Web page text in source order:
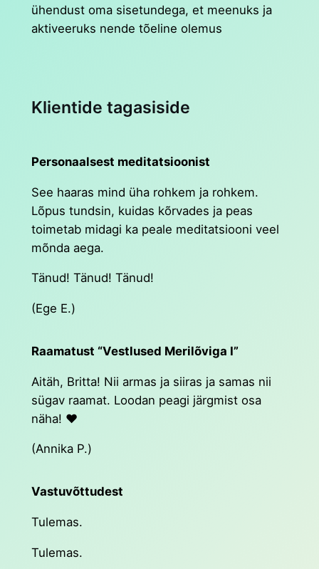
ühendust oma sisetundega, et meenuks ja
aktiveeruks nende tõeline olemus
Klientide tagasiside
Personaalsest meditatsioonist
See haaras mind üha rohkem ja rohkem.
Lõpus tundsin, kuidas kõrvades ja peas
toimetab midagi ka peale meditatsiooni veel
mõnda aega.
Tänud! Tänud! Tänud!
(Ege E.)
Raamatust “Vestlused Merilõviga I”
Aitäh, Britta! Nii armas ja siiras ja samas nii
sügav raamat. Loodan peagi järgmist osa
näha! ❤️
(Annika P.)
Vastuvõttudest
Tulemas.
Tulemas.